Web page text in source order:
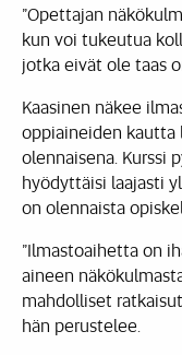
”Opettajan
kun voi tukeutua
jotka eivät ole taas
Kaasinen näkee
oppiaineiden kautta
olennaisena. Kurssi
hyödyttäisi laajasti
on olennaista
”Ilmastoaihetta on
aineen
mahdolliset
hän perustelee.